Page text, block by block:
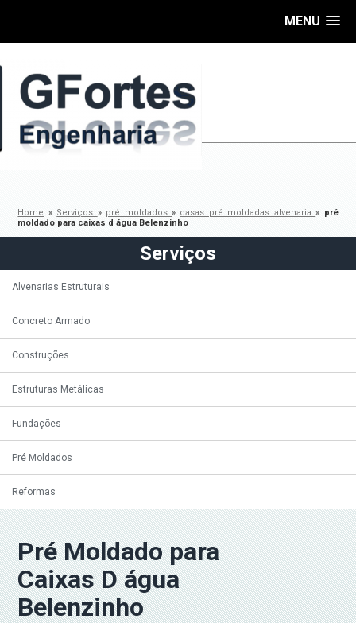
MENU
Home » Serviços » pré moldados» casas pré moldadas alvenaria» pré
moldado para caixas d água Belenzinho
Serviços
Alvenarias Estruturais
Concreto Armado
Construções
Estruturas Metálicas
Fundações
Pré Moldados
Reformas
Pré Moldado para
Caixas D água
Belenzinho